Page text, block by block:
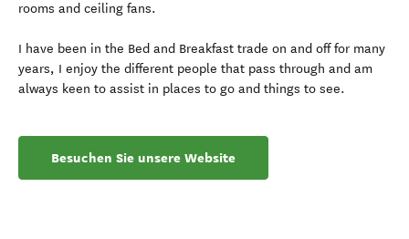
rooms and ceiling fans.
I have been in the Bed and Breakfast trade on and off for many
years, I enjoy the different people that pass through and am
always keen to assist in places to go and things to see.
Besuchen Sie unsere Website